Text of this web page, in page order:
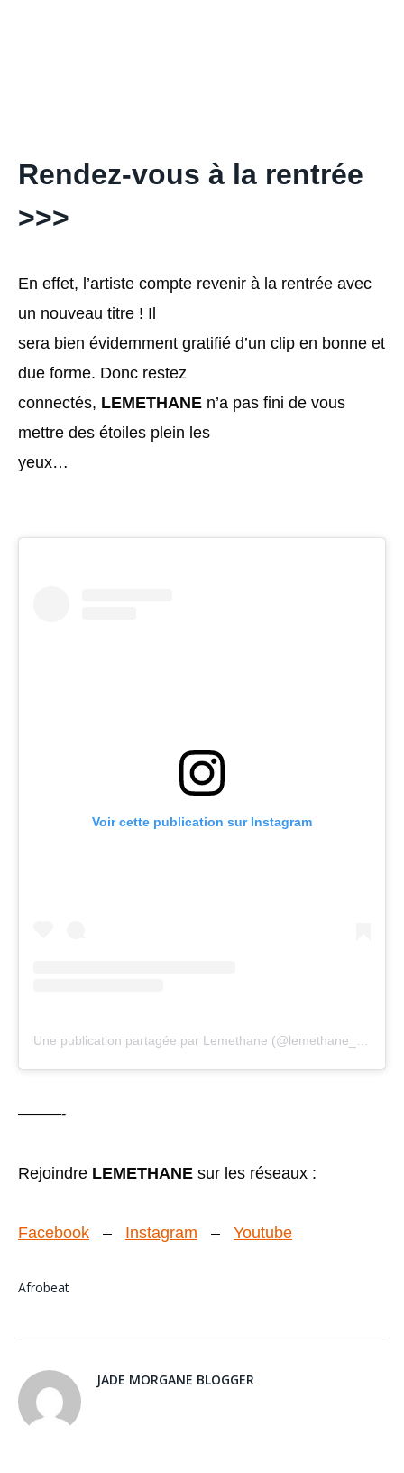
Rendez-vous à la rentrée
>>>
En effet, l’artiste compte revenir à la rentrée avec
un nouveau titre ! Il
sera bien évidemment gratifié d’un clip en bonne et
due forme. Donc restez
connectés, LEMETHANE n’a pas fini de vous
mettre des étoiles plein les
yeux…
Voir cette publication sur Instagram
———-
Rejoindre LEMETHANE sur les réseaux :
Facebook – Instagram – Youtube
Afrobeat
JADE MORGANE BLOGGER